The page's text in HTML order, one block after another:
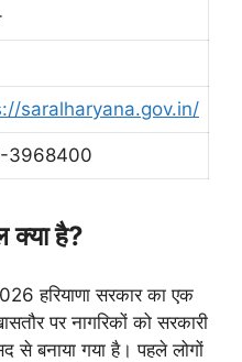
saralharyana.gov.in/
3968400
क्या है?
हरियाणा सरकार का एक
पर नागरिकों को सरकारी
बनाया गया है। पहले लोगों